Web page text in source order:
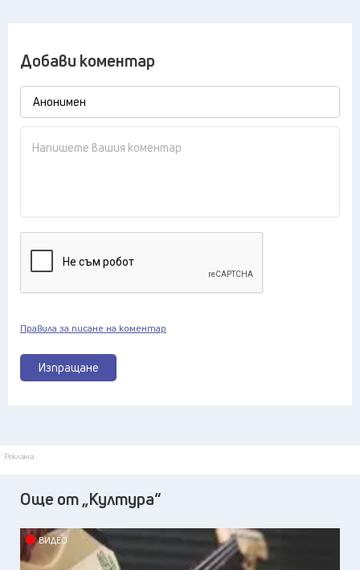
Добави коментар
Изпращане
Правила за писане на коментар
Реклама
Още от „Култура“
ВИДЕО